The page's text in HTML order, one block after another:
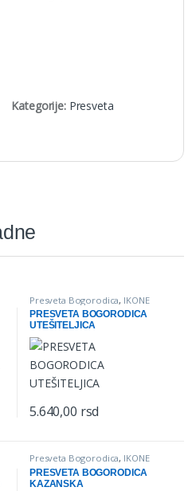
Kategorije: Presveta
The options may be chosen
Presveta Bogorodica, IKONE
PRESVETA BOGORODICA
UTEŠITELJICA
5.640,00 rsd
This product has multiple
Presveta Bogorodica, IKONE
PRESVETA BOGORODICA
KAZANSKA